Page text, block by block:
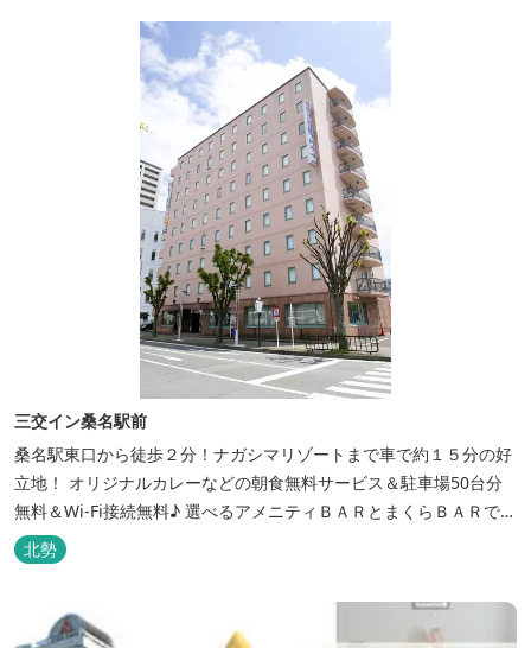
三交イン桑名駅前
桑名駅東口から徒歩２分！ナガシマリゾートまで車で約１５分の好
立地！ オリジナルカレーなどの朝食無料サービス＆駐車場50台分
無料＆Wi-Fi接続無料♪ 選べるアメニティＢＡＲとまくらＢＡＲで快
適な滞在をサポート！
北勢